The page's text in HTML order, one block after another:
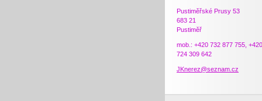
Pustiměřské Prusy 53
683 21
Pustiměř
mob.: +420 732 877 755, +420
724 309 642
JKnerez@seznam.cz